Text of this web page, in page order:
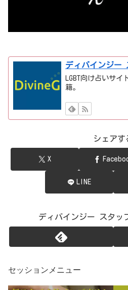
ディバインジー
LGBT向け占いサイ
籍。
シェアす
X
LINE
ディバインジー スタッ
セッションメニュー